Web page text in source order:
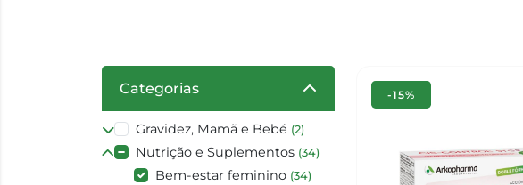
Categorias
Gravidez, Mamã e Bebé (2)
Nutrição e Suplementos (34)
Bem-estar feminino (34)
-15%